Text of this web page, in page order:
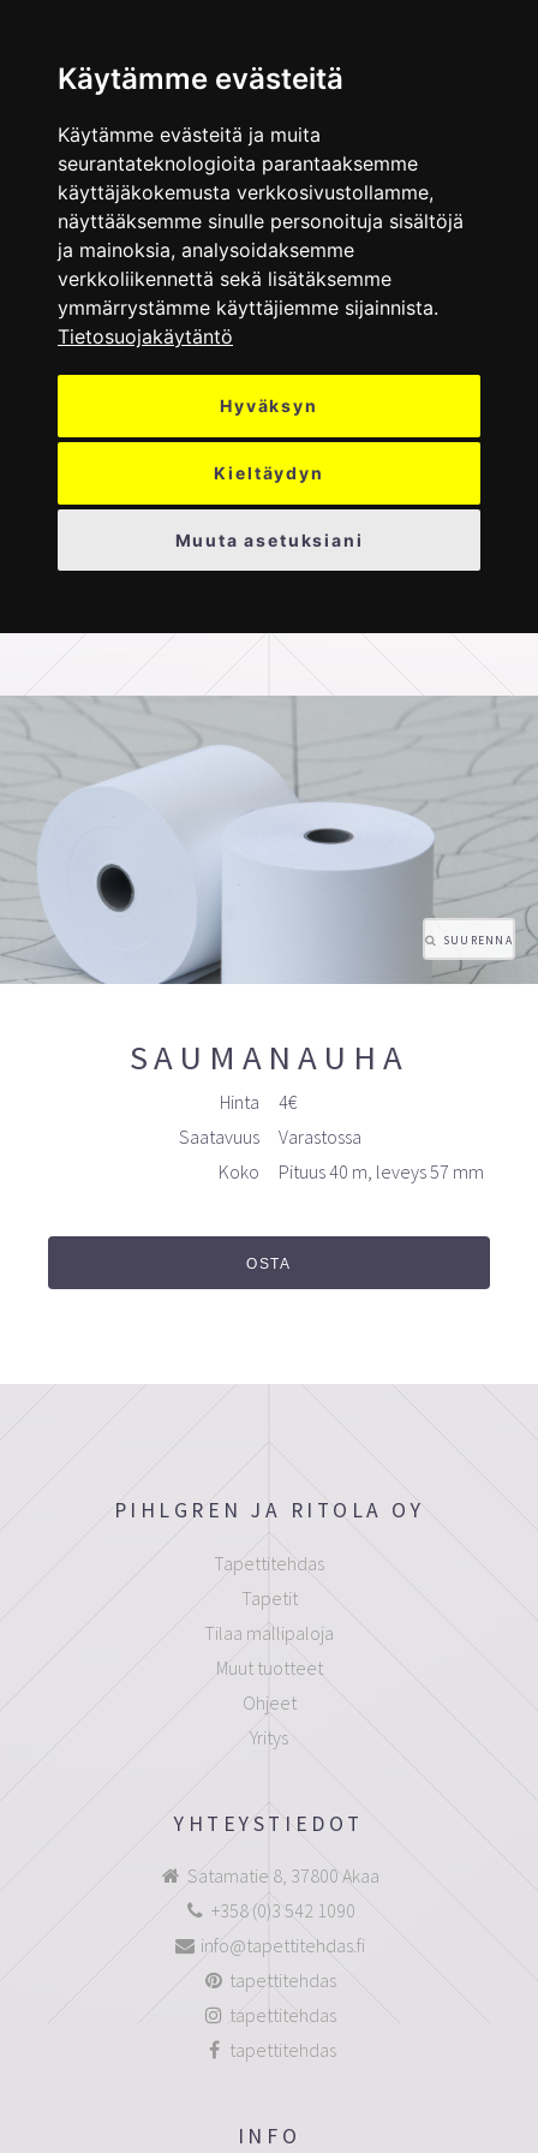
Käytämme evästeitä
Käytämme evästeitä ja muita
seurantateknologioita parantaaksemme
käyttäjäkokemusta verkkosivustollamme,
näyttääksemme sinulle personoituja sisältöjä
ja mainoksia, analysoidaksemme
verkkoliikennettä sekä lisätäksemme
ymmärrystämme käyttäjiemme sijainnista.
Tietosuojakäytäntö
Hyväksyn
Kieltäydyn
Muuta asetuksiani
SUURENNA
SAUMANAUHA
Hinta
4€
Saatavuus
Varastossa
Koko
Pituus 40 m, leveys 57 mm
OSTA
PIHLGREN JA RITOLA OY
Tapettitehdas
Tapetit
Tilaa mallipaloja
Muut tuotteet
Ohjeet
Yritys
YHTEYSTIEDOT
Satamatie 8, 37800 Akaa
+358 (0)3 542 1090
info@tapettitehdas.fi
tapettitehdas
tapettitehdas
tapettitehdas
INFO